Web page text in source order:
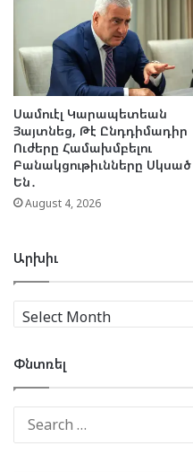
Սամուէլ Կարապետեան
Յայտնեց, Թէ Ընդդիմադիր
Ուժերը Համախմբելու
Բանակցութիւնները Սկսած
Են․
August 4, 2026
Արխիւ
Արխիւ
Փնտռել